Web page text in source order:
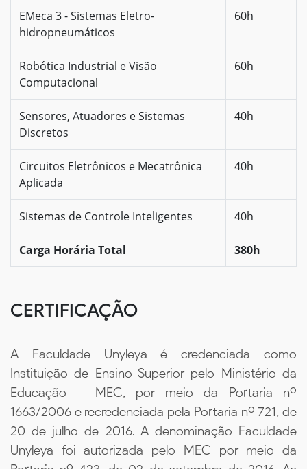
EMeca 3 - Sistemas Eletro-
hidropneumáticos
60h
Robótica Industrial e Visão
Computacional
60h
Sensores, Atuadores e Sistemas
Discretos
40h
Circuitos Eletrônicos e Mecatrônica
Aplicada
40h
Sistemas de Controle Inteligentes 40h
Carga Horária Total 380h
CERTIFICAÇÃO
A Faculdade Unyleya é credenciada como
Instituição de Ensino Superior pelo Ministério da
Educação – MEC, por meio da Portaria nº
1663/2006 e recredenciada pela Portaria nº 721, de
20 de julho de 2016. A denominação Faculdade
Unyleya foi autorizada pelo MEC por meio da